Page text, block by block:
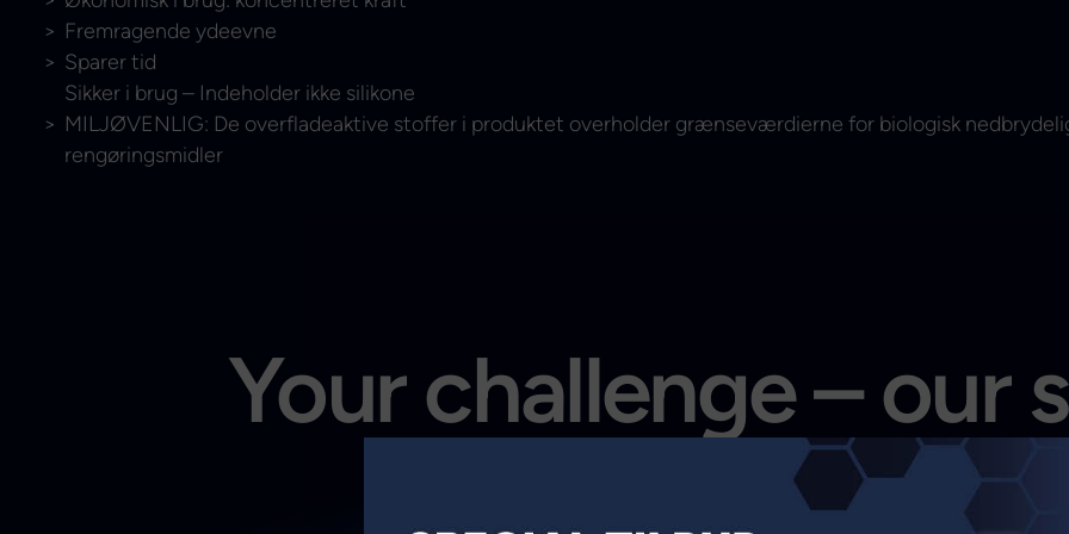
Fremragende ydeevne
Sparer tid
Sikker i brug – Indeholder ikke silikone
MILJØVENLIG: De overfladeaktive stoffer i produktet overholder grænseværdierne for biologisk
rengøringsmidler
Your challenge – our